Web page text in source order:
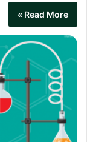
Read More »